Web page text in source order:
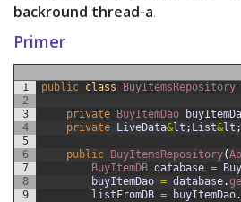
backround thread-a.
Primer
1
2
3
4
5
6
7
8
9
public class BuyItemsRepository
private BuyItemDao
private LiveData&lt ; List&lt ;
public BuyItemsRepository(
BuyItemDB database =
buyItemDao = database.
listFromDB = buyItemDao.